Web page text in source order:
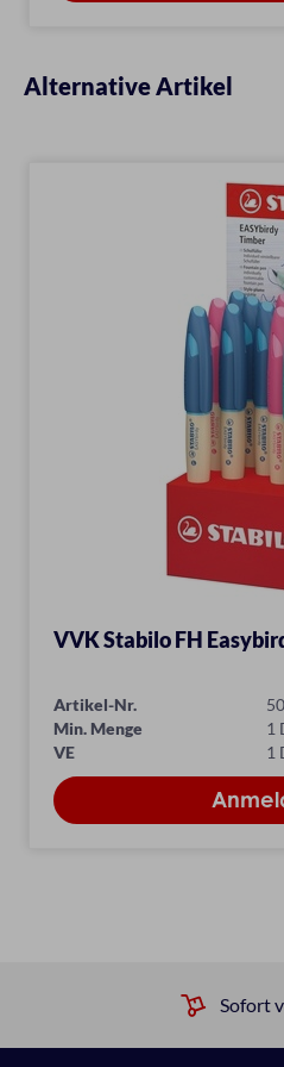
Alternative Artikel
VVK Stabilo FH
Artikel-Nr.
Min. Menge
1
VE
1
Sofort